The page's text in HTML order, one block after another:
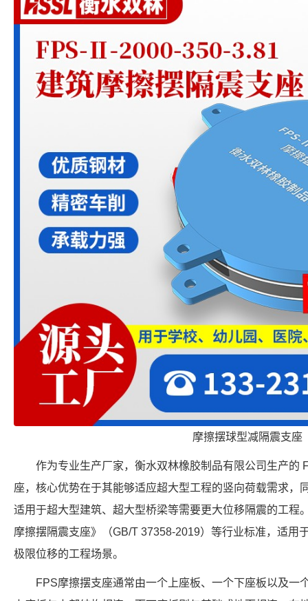
摩擦摆球型减隔震支座
作为专业生产厂家，衡水双林橡胶制品有限公司生产的
座，核心优势在于其能够适应超大型工程的竖向荷载需求，
适用于超大型建筑、超大型桥梁等需要更大位移隔震的工程
摩擦摆隔震支座》（GB/T 37358-2019）等行业标准，适用
极限位移的工程场景。
FPS摩擦摆支座通常由一个上座板、一个下座板以及一